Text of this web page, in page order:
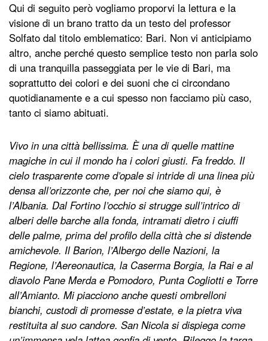
Qui di seguito però vogliamo proporvi la lettura e la
visione di un brano tratto da un testo del professor
Solfato dal titolo emblematico: Bari. Non vi anticipiamo
altro, anche perché questo semplice testo non parla solo
di una tranquilla passeggiata per le vie di Bari, ma
soprattutto dei colori e dei suoni che ci circondano
quotidianamente e a cui spesso non facciamo più caso,
tanto ci siamo abituati.
Vivo in una città bellissima. È una di quelle mattine
magiche in cui il mondo ha i colori giusti. Fa freddo. Il
cielo trasparente come d’opale si intride di una linea più
densa all’orizzonte che, per noi che siamo qui, è
l’Albania. Dal Fortino l’occhio si strugge sull’intrico di
alberi delle barche alla fonda, intramati dietro i ciuffi
delle palme, prima del profilo della città che si distende
amichevole. Il Barion, l’Albergo delle Nazioni, la
Regione, l’Aereonautica, la Caserma Borgia, la Rai e al
diavolo Pane Merda e Pomodoro, Punta Cogliotti e Torre
all’Amianto. Mi piacciono anche questi ombrelloni
bianchi, custodi di promesse d’estate, e la pietra viva
restituita al suo candore. San Nicola si dispiega come